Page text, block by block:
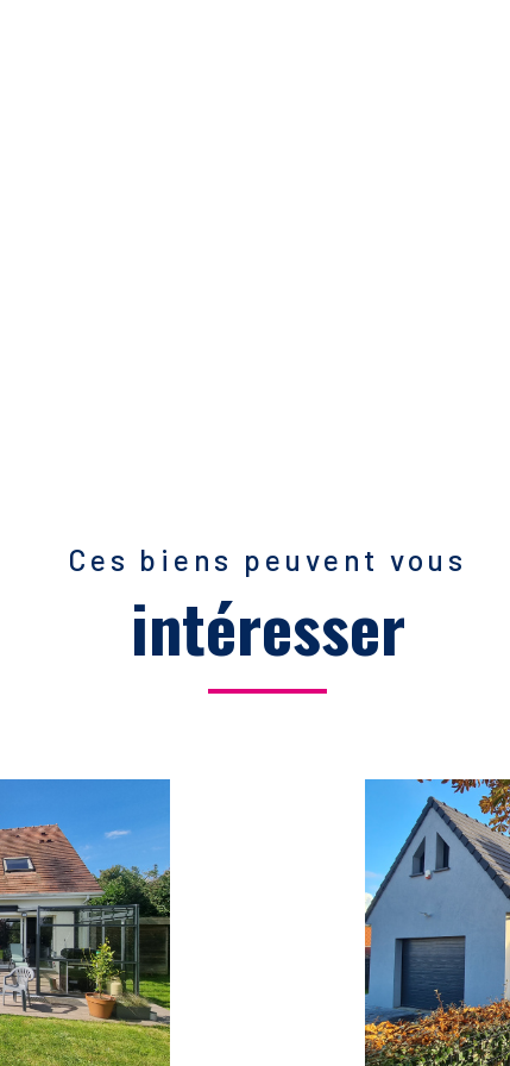
Ces biens peuvent vous
intéresser